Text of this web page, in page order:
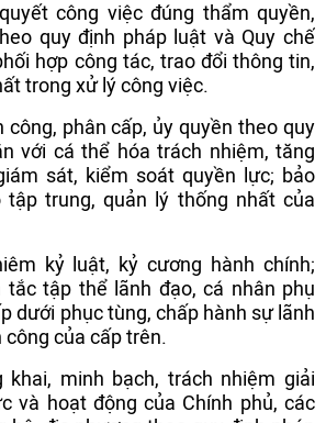
công việc đúng thẩm quyền,
quy định pháp luật và Quy chế
hợp công tác, trao đổi thông tin,
trong xử lý công việc.
công, phân cấp, ủy quyền theo quy
với cá thể hóa trách nhiệm, tăng
sát, kiểm soát quyền lực; bảo
trung, quản lý thống nhất của
kỷ luật, kỷ cương hành chính;
tắc tập thể lãnh đạo, cá nhân phụ
dưới phục tùng, chấp hành sự lãnh
công của cấp trên.
khai, minh bạch, trách nhiệm giải
và hoạt động của Chính phủ, các